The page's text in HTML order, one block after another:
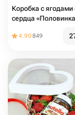
Коробка с ягодами
сердца
4.90849